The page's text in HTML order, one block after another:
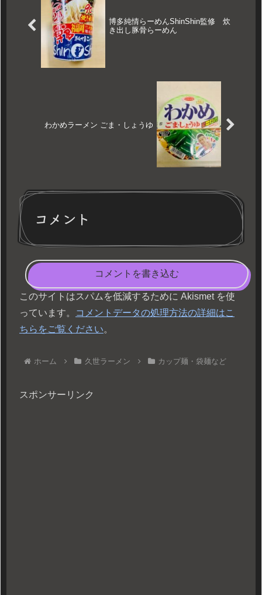
博多純情らーめんShinShin監修 炊
き出し豚骨らーめん
わかめラーメン ごま・しょうゆ
コメント
コメントを書き込む
このサイトはスパムを低減するために Akismet を使
っています。
コメントデータの処理方法の詳細はこ
ちらをご覧ください。
ホーム 久世ラーメン カップ麺・袋麺など
スポンサーリンク